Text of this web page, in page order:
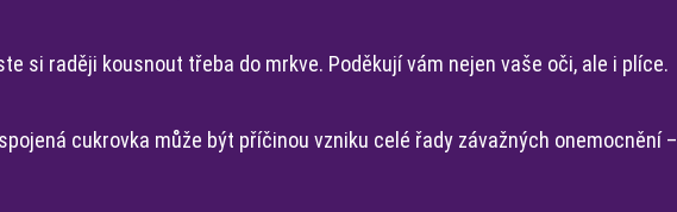
si raději kousnout třeba do mrkve. Poděkují vám nejen vaše oči, ale i plíce.
cukrovka může být příčinou vzniku celé řady závažných onemocnění –